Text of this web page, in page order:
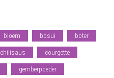
bloem bosui boter
chilisaus courgette
gemberpoeder